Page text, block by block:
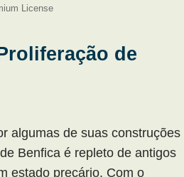
License
de
algumas de suas construções
Benfica é repleto de antigos
estado precário. Com o